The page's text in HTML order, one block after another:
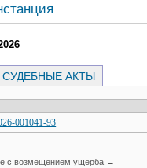
СУДЕБНЫЕ АКТЫ
001041-93
с возмещением ущерба →